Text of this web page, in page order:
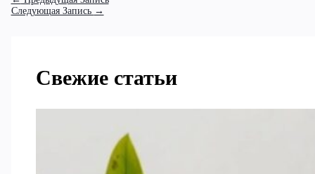
Следующая Запись →
Свежие статьи